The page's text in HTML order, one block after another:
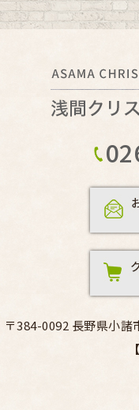
〒384-0092 長野県小諸